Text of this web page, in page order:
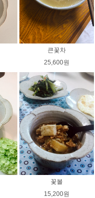
큰꽃차
25,600원
꽃볼
15,200원